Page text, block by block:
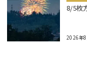
8/5枚
2026年8